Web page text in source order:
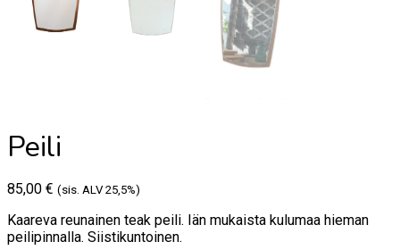
Peili
85,00 € (sis. ALV 25,5%)
Kaareva reunainen teak peili. Iän mukaista kulumaa hieman
peilipinnalla. Siistikuntoinen.